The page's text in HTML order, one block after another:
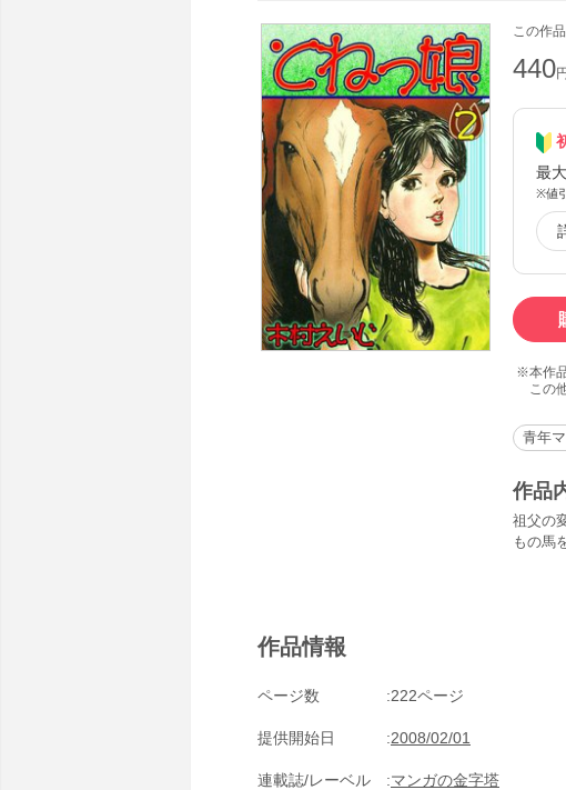
この作
440
最大
※値
本作
この
青年
作品
祖父の
もの馬
作品情報
ページ数 222ページ
提供開始日 2008/02/01
連載誌/レーベル マンガの金字塔